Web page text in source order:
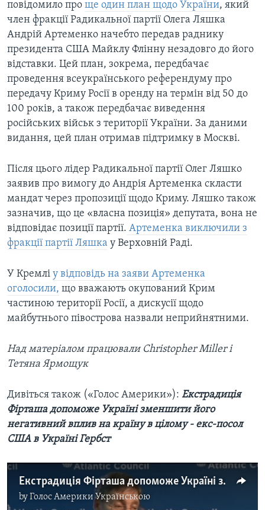
повідомило про ще один план щодо України, який
член фракції Радикальної партії Олега Ляшка
Андрій Артеменко начебто передав раднику
президента США Майклу Флінну незадовго до його
відставки. Цей план, зокрема, передбачає
проведення всеукраїнського референдуму про
передачу Криму Росії в оренду на термін від 50 до
100 років, а також передбачає виведення
російських військ з території України. За даними
видання, цей план отримав підтримку в Москві.
Після цього лідер Радикальної партії Олег Ляшко
заявив про вимогу до Андрія Артеменка скласти
мандат через пропозиції щодо Криму. Ляшко також
зазначив, що це «власна позиція» депутата, вона не
відповідає позиції партії. Артеменка виключили з
фракції партії Ляшка у Верховній Раді.
У Кремлі у відповідь на заяви Артеменка
оголосили, що вважають окупований Крим
частиною території Росії, а дискусії щодо
майбутнього півострова назвали неприйнятними.
Над матеріалом працювали Christopher Miller і
Тетяна Ярмощук
Дивіться також («Голос Америки»): Екстрадиція
Фірташа допоможе Україні зменшити його
негативний вплив на країну в цілому - екс-посол
США в Україні Гербст
Екстрадиція Фірташа допоможе Україні зменшити його негативний вплив на країну в цілому - екс-посол США в Україні Гербст. Відео
byГолос Америки Українською